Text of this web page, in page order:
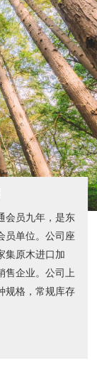
会员九年，是东
员单位。公司座
集原木进口加
售企业。公司上
规格，常规库存